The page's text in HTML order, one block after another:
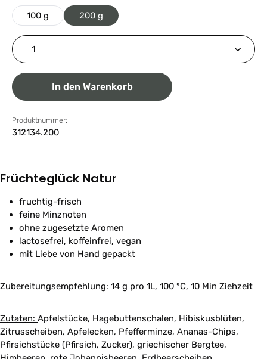
100 g 200 g
Produkt Anzahl: Gib den gewünschten Wert ein
In den Warenkorb
Produktnummer:
312134.200
Früchteglück Natur
fruchtig-frisch
feine Minznoten
ohne zugesetzte Aromen
lactosefrei, koffeinfrei, vegan
mit Liebe von Hand gepackt
Zubereitungsempfehlung: 14 g pro 1L, 100 °C, 10 Min Ziehzeit
Zutaten: Apfelstücke, Hagebuttenschalen, Hibiskusblüten,
Zitrusscheiben, Apfelecken, Pfefferminze, Ananas-Chips,
Pfirsichstücke (Pfirsich, Zucker), griechischer Bergtee,